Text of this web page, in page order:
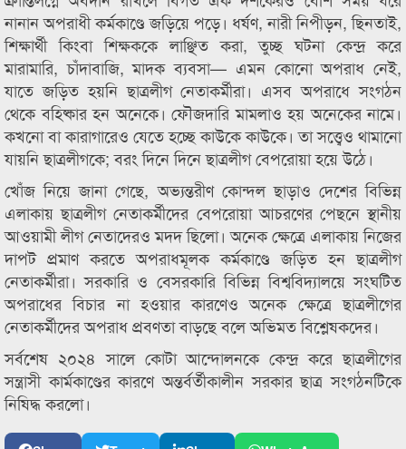
নানান অপরাধী কর্মকাণ্ডে জড়িয়ে পড়ে। ধর্ষণ, নারী নিপীড়ন, ছিনতাই,
শিক্ষার্থী কিংবা শিক্ষককে লাঞ্ছিত করা, তুচ্ছ ঘটনা কেন্দ্র করে
মারামারি, চাঁদাবাজি, মাদক ব্যবসা— এমন কোনো অপরাধ নেই,
যাতে জড়িত হয়নি ছাত্রলীগ নেতাকর্মীরা। এসব অপরাধে সংগঠন
থেকে বহিষ্কার হন অনেকে। ফৌজদারি মামলাও হয় অনেকের নামে।
কখনো বা কারাগারেও যেতে হচ্ছে কাউকে কাউকে। তা সত্ত্বেও থামানো
যায়নি ছাত্রলীগকে; বরং দিনে দিনে ছাত্রলীগ বেপরোয়া হয়ে উঠে।
খোঁজ নিয়ে জানা গেছে, অভ্যন্তরীণ কোন্দল ছাড়াও দেশের বিভিন্ন
এলাকায় ছাত্রলীগ নেতাকর্মীদের বেপরোয়া আচরণের পেছনে স্থানীয়
আওয়ামী লীগ নেতাদেরও মদদ ছিলো। অনেক ক্ষেত্রে এলাকায় নিজের
দাপট প্রমাণ করতে অপরাধমূলক কর্মকাণ্ডে জড়িত হন ছাত্রলীগ
নেতাকর্মীরা। সরকারি ও বেসরকারি বিভিন্ন বিশ্ববিদ্যালয়ে সংঘটিত
অপরাধের বিচার না হওয়ার কারণেও অনেক ক্ষেত্রে ছাত্রলীগের
নেতাকর্মীদের অপরাধ প্রবণতা বাড়ছে বলে অভিমত বিশ্লেষকদের।
সর্বশেষ ২০২৪ সালে কোটা আন্দোলনকে কেন্দ্র করে ছাত্রলীগের
সন্ত্রাসী কার্মকাণ্ডের কারণে অন্তর্বর্তীকালীন সরকার ছাত্র সংগঠনটিকে
নিষিদ্ধ করলো।